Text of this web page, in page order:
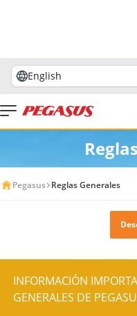
English
Pegasus Reglas Generales
INFORMACIÓN
GENERALES DE